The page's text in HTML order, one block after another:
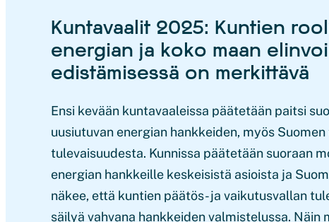
Kuntavaalit 2025: Kuntien
energian ja koko maan
edistämisessä on merkittävä
Ensi kevään kuntavaaleissa päätetään paitsi
uusiutuvan energian hankkeiden, myös
tulevaisuudesta. Kunnissa päätetään suoraan
energian hankkeille keskeisistä asioista ja
näkee, että kuntien päätös- ja vaikutusvallan
säilyä vahvana hankkeiden valmistelussa. Näin